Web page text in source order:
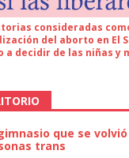
consideradas
del aborto en El
a decidir de las niñas y
que se
trans